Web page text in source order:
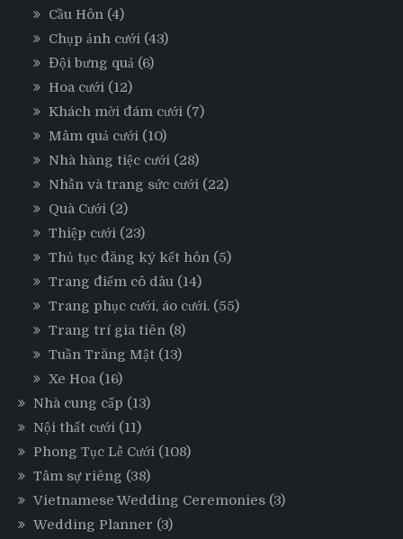
Cầu Hôn (4)
Chụp ảnh cưới (43)
Đội bưng quả (6)
Hoa cưới (12)
Khách mời đám cưới (7)
Mâm quả cưới (10)
Nhà hàng tiệc cưới (28)
Nhẫn và trang sức cưới (22)
Quà Cưới (2)
Thiệp cưới (23)
Thủ tục đăng ký kết hôn (5)
Trang điểm cô dâu (14)
Trang phục cưới, áo cưới. (55)
Trang trí gia tiên (8)
Tuần Trăng Mật (13)
Xe Hoa (16)
Nhà cung cấp (13)
Nội thất cưới (11)
Phong Tục Lễ Cưới (108)
Tâm sự riêng (38)
Vietnamese Wedding Ceremonies (3)
Wedding Planner (3)